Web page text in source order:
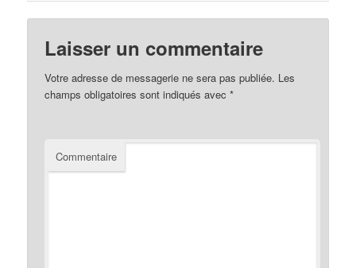
Laisser un commentaire
Votre adresse de messagerie ne sera pas publiée. Les
champs obligatoires sont indiqués avec*
Commentaire